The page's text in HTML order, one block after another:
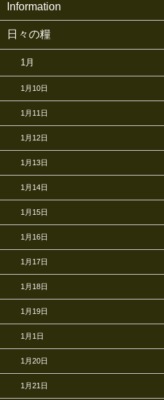
Information
日々の糧
1月
1月10日
1月11日
1月12日
1月13日
1月14日
1月15日
1月16日
1月17日
1月18日
1月19日
1月1日
1月20日
1月21日